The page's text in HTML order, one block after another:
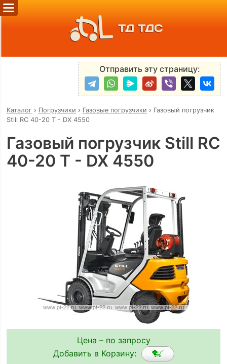
ТД ТДС
Отправить эту страницу:
Каталог› Погрузчики › Газовые погрузчики › Газовый погрузчик
Still RC 40-20 T - DX 4550
Газовый погрузчик Still RC
40-20 T - DX 4550
Цена – по запросу
Добавить в Корзину: